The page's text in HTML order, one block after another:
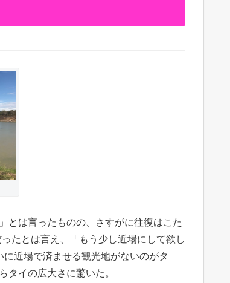
とは言ったものの、さすがに往復はこた
たとは言え、「もう少し近場にして欲し
近場で済ませる観光地がないのがタ
タイの広大さに驚いた。